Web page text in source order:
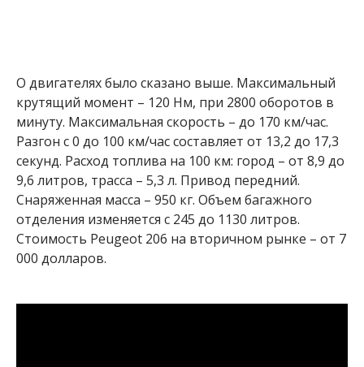
О двигателях было сказано выше. Максимальный
крутящий момент – 120 Нм, при 2800 оборотов в
минуту. Максимальная скорость – до 170 км/час.
Разгон с 0 до 100 км/час составляет от 13,2 до 17,3
секунд. Расход топлива на 100 км: город – от 8,9 до
9,6 литров, трасса – 5,3 л. Привод передний.
Снаряженная масса – 950 кг. Объем багажного
отделения изменяется с 245 до 1130 литров.
Стоимость Peugeot 206 на вторичном рынке – от 7
000 долларов.